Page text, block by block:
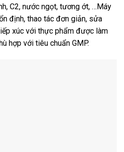
C2, nước ngọt, tương ớt, …Máy
định, thao tác đơn giản, sửa
xúc với thực phẩm được làm
hợp với tiêu chuẩn GMP.